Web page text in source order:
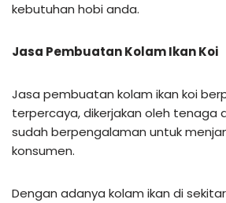
kebutuhan hobi anda.
Jasa Pembuatan Kolam Ikan Koi
Jasa pembuatan kolam ikan koi
terpercaya, dikerjakan oleh tenaga
sudah berpengalaman untuk
konsumen.
Dengan adanya kolam ikan di